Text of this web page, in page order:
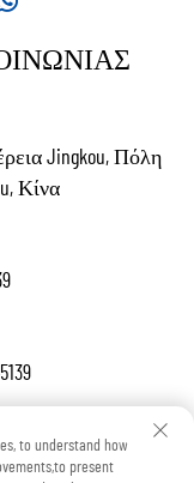
Jingkou, Πόλη
Κίνα
to understand how
present